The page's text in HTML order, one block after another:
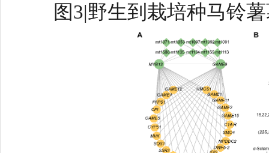
图3|野生到栽培种马铃